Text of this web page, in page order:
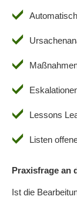
Lessons
Listen
Praxisfrage an
Ist die